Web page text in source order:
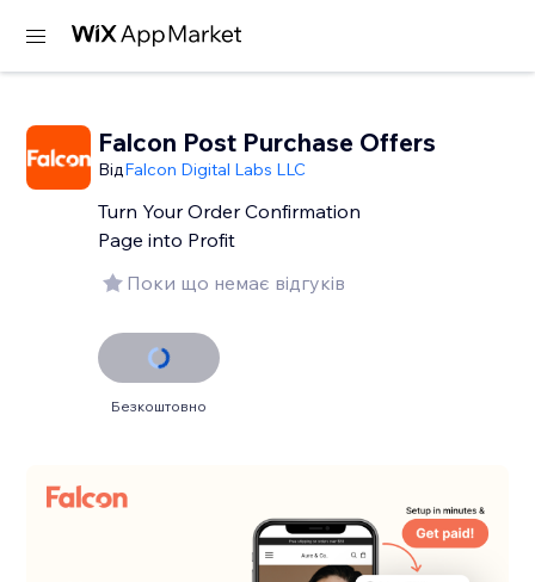
Falcon Post Purchase Offers
ВідFalcon Digital Labs LLC
Turn Your Order Confirmation
Page into Profit
Поки що немає відгуків
Безкоштовно